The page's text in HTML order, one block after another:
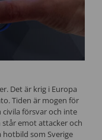
Det är krig i Europa
Tiden är mogen för
försvar och inte
emot attacker och
som Sverige